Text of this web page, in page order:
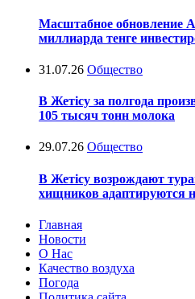
Масштабное обновление
миллиарда тенге
31.07.26 Общество
В Жетісу за полгода
105 тысяч тонн молока
29.07.26 Общество
В Жетісу возрождают
хищников адаптируются
Главная
Новости
О Нас
Качество воздуха
Погода